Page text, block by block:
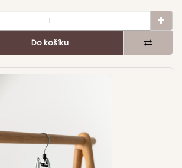
radius:16px; background:#fff;
} details.rk-acc + details.rk-acc{ margin-
acc summary{ cursor:pointer; list-
between; gap:10px; } details.rk-acc
} .rk-acc .rk-body p{ margin:10px 0 0;
flex-wrap:wrap; gap:8px; margin-
display:inline-flex; align-items:center;
zavěšení a menší otáčení ramínka
úprava Na výběr je lakovaná
odolnost nebo voskovaná varianta pro
Technické parametry Délka: 42 cm
0,8 cm Materiál: bukové dřevo Povrch:
text-decoration:none; } .rk-desc a:hover{
} .rk-h2{ color:#495156; font-
margin:18px 0 10px; } .rk-lead{
Do košíku